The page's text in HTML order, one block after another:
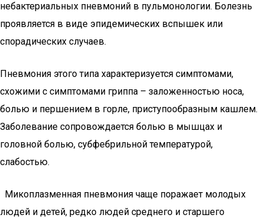
небактериальных пневмоний в пульмонологии. Болезнь
проявляется в виде эпидемических вспышек или
спорадических случаев.
Пневмония этого типа характеризуется симптомами,
схожими с симптомами гриппа – заложенностью носа,
болью и першением в горле, приступообразным кашлем.
Заболевание сопровождается болью в мышцах и
головной болью, субфебрильной температурой,
слабостью.
Микоплазменная пневмония чаще поражает молодых
людей и детей, редко людей среднего и старшего